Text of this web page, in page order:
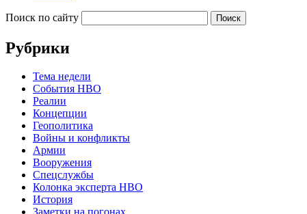
Поиск по сайту
Рубрики
Тема недели
События НВО
Реалии
Концепции
Геополитика
Войны и конфликты
Армии
Вооружения
Спецслужбы
Колонка эксперта НВО
История